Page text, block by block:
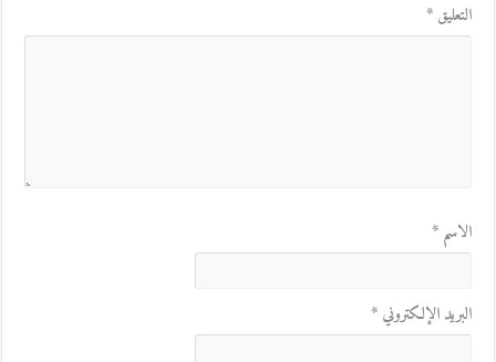
التعليق*
الاسم*
البريد الإلكتروني*